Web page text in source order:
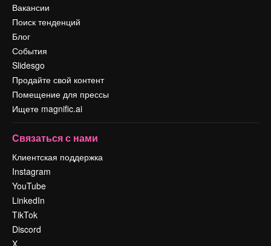
Вакансии
Поиск тенденций
Блог
События
Slidesgo
Продайте свой контент
Помещение для прессы
Ищете magnific.ai
Связаться с нами
Клиентская поддержка
Instagram
YouTube
LinkedIn
TikTok
Discord